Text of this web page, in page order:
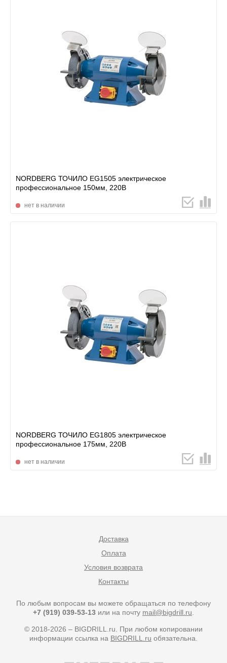
NORDBERG ТОЧИЛО EG1505 электрическое
профессиональное 150мм, 220В
нет в наличии
NORDBERG ТОЧИЛО EG1805 электрическое
профессиональное 175мм, 220В
нет в наличии
Доставка
Оплата
Условия возврата
Контакты
По любым вопросам вы можете обращаться по телефону
+7 (919) 039-53-13 или на почту mail@bigdrill.ru
© 2018-2026 – BIGDRILL.ru. При любом копировании
информации ссылка на BIGDRILL.ru обязательна.